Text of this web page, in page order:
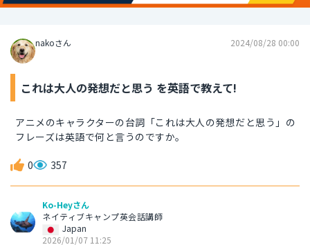
nakoさん 2024/08/28 00:00
これは大人の発想だと思う を英語で教えて!
アニメのキャラクターの台詞「これは大人の発想だと思う」の
フレーズは英語で何と言うのですか。
0 357
Ko-Heyさん
ネイティブキャンプ英会話講師
Japan
2026/01/07 11:25